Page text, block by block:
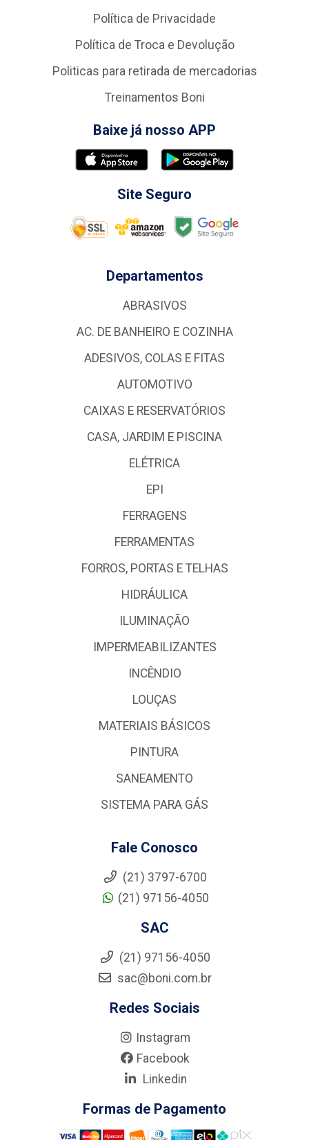
Política de Privacidade
Política de Troca e Devolução
Politicas para retirada de mercadorias
Treinamentos Boni
Baixe já nosso APP
Site Seguro
Departamentos
ABRASIVOS
AC. DE BANHEIRO E COZINHA
ADESIVOS, COLAS E FITAS
AUTOMOTIVO
CAIXAS E RESERVATÓRIOS
CASA, JARDIM E PISCINA
ELÉTRICA
EPI
FERRAGENS
FERRAMENTAS
FORROS, PORTAS E TELHAS
HIDRÁULICA
ILUMINAÇÃO
IMPERMEABILIZANTES
INCÊNDIO
LOUÇAS
MATERIAIS BÁSICOS
PINTURA
SANEAMENTO
SISTEMA PARA GÁS
Fale Conosco
(21) 3797-6700
(21) 97156-4050
SAC
(21) 97156-4050
sac@boni.com.br
Redes Sociais
Instagram
Facebook
Linkedin
Formas de Pagamento